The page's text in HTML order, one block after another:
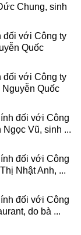
Chung, sinh
đối với Công ty
Quốc
đối với Công ty
Quốc
đối với Công
Vũ, sinh ...
đối với Công
Nhật Anh, ...
đối với Công
do bà ...